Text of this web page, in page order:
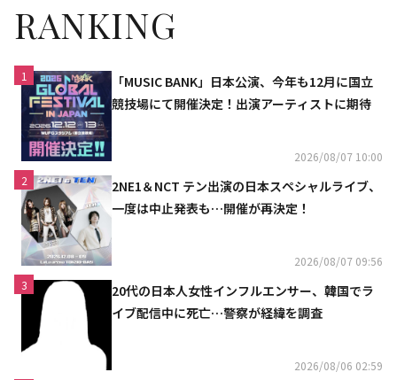
RANKING
1
「MUSIC BANK」日本公演、今年も12月に国立
競技場にて開催決定！出演アーティストに期待
2026/08/07 10:00
2
2NE1＆NCT テン出演の日本スペシャルライブ、
一度は中止発表も…開催が再決定！
2026/08/07 09:56
3
20代の日本人女性インフルエンサー、韓国でラ
イブ配信中に死亡…警察が経緯を調査
2026/08/06 02:59